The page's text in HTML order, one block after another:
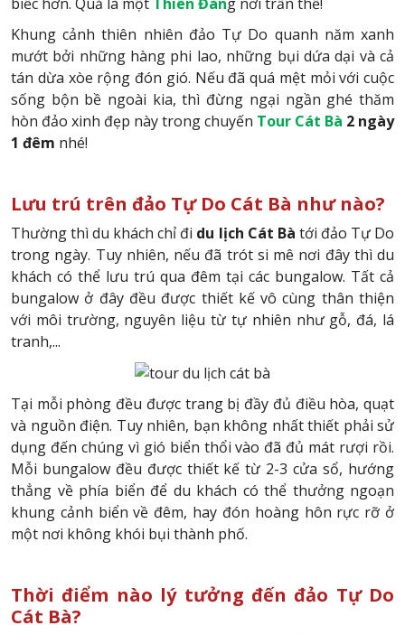
Khung cảnh thiên nhiên đảo Tự Do quanh năm xanh
mướt bởi những hàng phi lao, những bụi dứa dại và cả
tán dừa xòe rộng đón gió. Nếu đã quá mệt mỏi với cuộc
sống bộn bề ngoài kia, thì đừng ngại ngần ghé thăm
hòn đảo xinh đẹp này trong chuyến Tour Cát Bà 2 ngày
1 đêm nhé!
Lưu trú trên đảo Tự Do Cát Bà như nào?
Thường thì du khách chỉ đi du lịch Cát Bà tới đảo Tự Do
trong ngày. Tuy nhiên, nếu đã trót si mê nơi đây thì du
khách có thể lưu trú qua đêm tại các bungalow. Tất cả
bungalow ở đây đều được thiết kế vô cùng thân thiện
với môi trường, nguyên liệu từ tự nhiên như gỗ, đá, lá
tranh,...
Tại mỗi phòng đều được trang bị đầy đủ điều hòa, quạt
và nguồn điện. Tuy nhiên, bạn không nhất thiết phải sử
dụng đến chúng vì gió biển thổi vào đã đủ mát rượi rồi.
Mỗi bungalow đều được thiết kế từ 2-3 cửa sổ, hướng
thẳng về phía biển để du khách có thể thưởng ngoạn
khung cảnh biển về đêm, hay đón hoàng hôn rực rỡ ở
một nơi không khói bụi thành phố.
Thời điểm nào lý tưởng đến đảo Tự Do
Cát Bà?